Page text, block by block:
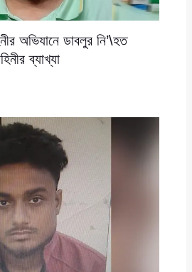
অভিযানে ডাবলুর নি’\হত
ব্যাখ্যা